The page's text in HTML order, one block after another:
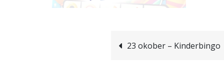
Bericht
23 okober – Kinderbingo